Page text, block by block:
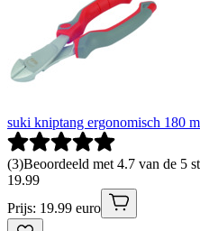
suki kniptang ergonomisch 180
(3)Beoordeeld met 4.7 van de 5
19.99
Prijs: 19.99 euro